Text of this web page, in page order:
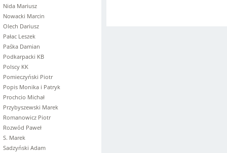
Nida Mariusz
Nowacki Marcin
Olech Dariusz
Pałac Leszek
Paśka Damian
Podkarpacki KB
Polscy KK
Pomieczyński Piotr
Popis Monika i Patryk
Prochcio Michał
Przybyszewski Marek
Romanowicz Piotr
Rozwód Paweł
S. Marek
Sadzyński Adam